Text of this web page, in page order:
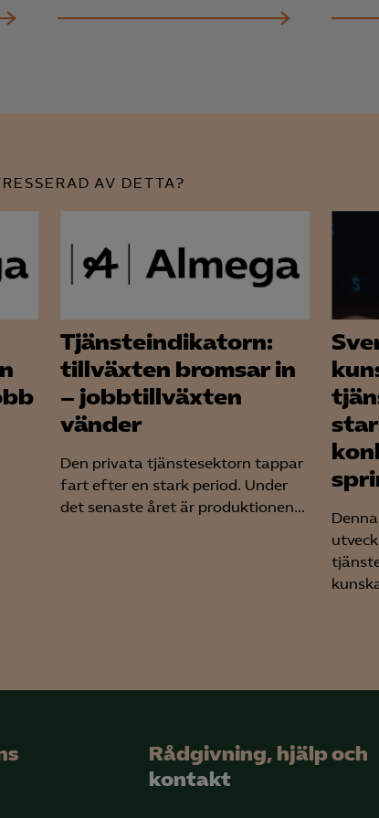
Marknadsförings-cookies används för att spåra
Leadfeeder
Microsoft Ads
AV DETTA?
Tjänsteindikatorn:
tillväxten bromsar in
– jobbtillväxten
vänder
Den privata tjänstesektorn tappar
fart efter en stark period. Under
det senaste året är produktionen...
Rådgivning, hjälp och
kontakt